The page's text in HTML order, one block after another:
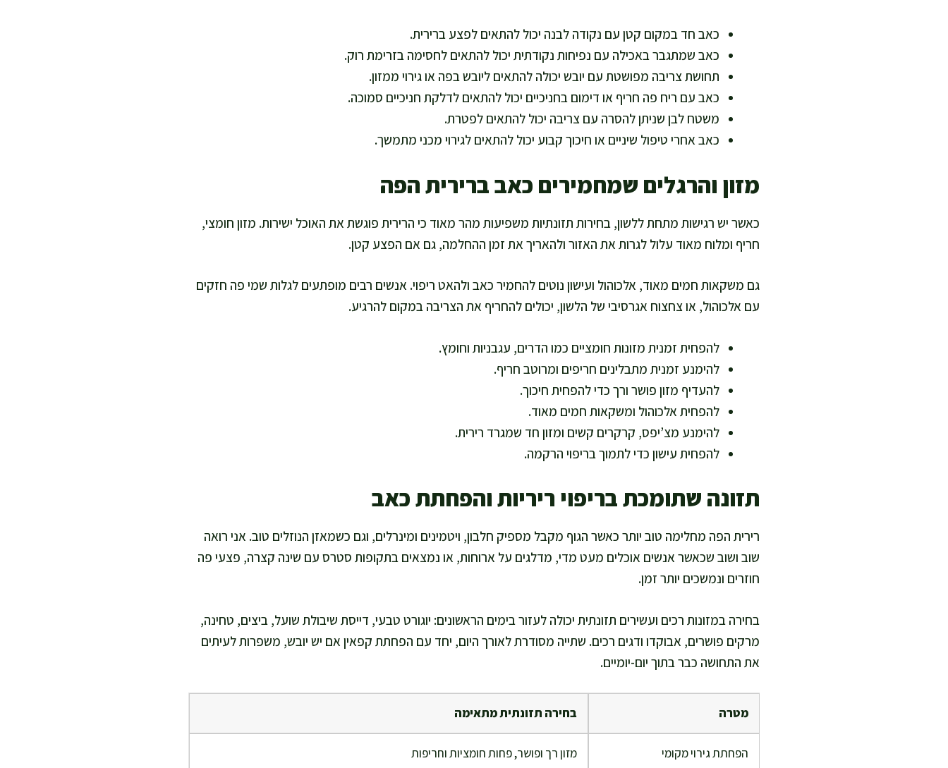
כאב חד במקום קטן עם נקודה לבנה יכול להתאים לפצע ברירית.
כאב שמתגבר באכילה עם נפיחות נקודתית יכול להתאים לחסימה בזרימת רוק.
תחושת צריבה מפושטת עם יובש יכולה להתאים ליובש בפה או גירוי ממזון.
כאב עם ריח פה חריף או דימום בחניכיים יכול להתאים לדלקת חניכיים סמוכה.
משטח לבן שניתן להסרה עם צריבה יכול להתאים לפטרת.
כאב אחרי טיפול שיניים או חיכוך קבוע יכול להתאים לגירוי מכני מתמשך.
מזון והרגלים שמחמירים כאב ברירית הפה
כאשר יש רגישות מתחת ללשון, בחירות תזונתיות משפיעות מהר מאוד כי הרירית פוגשת את האוכל ישירות. מזון חומצי,
חריף ומלוח מאוד עלול לגרות את האזור ולהאריך את זמן ההחלמה, גם אם הפצע קטן.
גם משקאות חמים מאוד, אלכוהול ועישון נוטים להחמיר כאב ולהאט ריפוי. אנשים רבים מופתעים לגלות שמי פה חזקים
עם אלכוהול, או צחצוח אגרסיבי של הלשון, יכולים להחריף את הצריבה במקום להרגיע.
להפחית זמנית מזונות חומציים כמו הדרים, עגבניות וחומץ.
להימנע זמנית מתבלינים חריפים ומרוטב חריף.
להעדיף מזון פושר ורך כדי להפחית חיכוך.
להפחית אלכוהול ומשקאות חמים מאוד.
להימנע מצ’יפס, קרקרים קשים ומזון חד שמגרד רירית.
להפחית עישון כדי לתמוך בריפוי הרקמה.
תזונה שתומכת בריפוי ריריות והפחתת כאב
רירית הפה מחלימה טוב יותר כאשר הגוף מקבל מספיק חלבון, ויטמינים ומינרלים, וגם כשמאזן הנוזלים טוב. אני רואה
שוב ושוב שכאשר אנשים אוכלים מעט מדי, מדלגים על ארוחות, או נמצאים בתקופות סטרס עם שינה קצרה, פצעי פה
חוזרים ונמשכים יותר זמן.
בחירה במזונות רכים ועשירים תזונתית יכולה לעזור בימים הראשונים: יוגורט טבעי, דייסת שיבולת שועל, ביצים, טחינה,
מרקים פושרים, אבוקדו ודגים רכים. שתייה מסודרת לאורך היום, יחד עם הפחתת קפאין אם יש יובש, משפרות לעיתים
את התחושה כבר בתוך יום-יומיים.
מטרה בחירה תזונתית מתאימה
הפחתת גירוי מקומי מזון רך ופושר, פחות חומציות וחריפות